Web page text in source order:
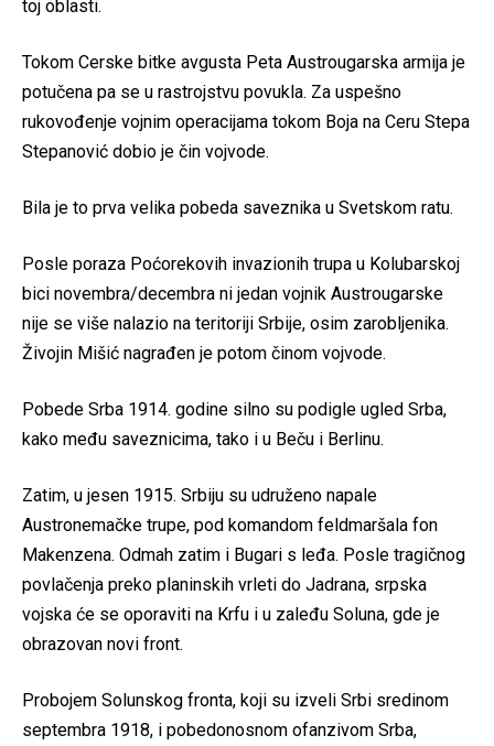
toj oblasti.
Tokom Cerske bitke avgusta Peta Austrougarska armija je
potučena pa se u rastrojstvu povukla. Za uspešno
rukovođenje vojnim operacijama tokom Boja na Ceru Stepa
Stepanović dobio je čin vojvode.
Bila je to prva velika pobeda saveznika u Svetskom ratu.
Posle poraza Poćorekovih invazionih trupa u Kolubarskoj
bici novembra/decembra ni jedan vojnik Austrougarske
nije se više nalazio na teritoriji Srbije, osim zarobljenika.
Živojin Mišić nagrađen je potom činom vojvode.
Pobede Srba 1914. godine silno su podigle ugled Srba,
kako među saveznicima, tako i u Beču i Berlinu.
Zatim, u jesen 1915. Srbiju su udruženo napale
Austronemačke trupe, pod komandom feldmaršala fon
Makenzena. Odmah zatim i Bugari s leđa. Posle tragičnog
povlačenja preko planinskih vrleti do Jadrana, srpska
vojska će se oporaviti na Krfu i u zaleđu Soluna, gde je
obrazovan novi front.
Probojem Solunskog fronta, koji su izveli Srbi sredinom
septembra 1918, i pobedonosnom ofanzivom Srba,